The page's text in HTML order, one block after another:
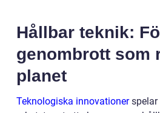
Hållbar teknik:
genombrott som
planet
Teknologiska innovationerspelar